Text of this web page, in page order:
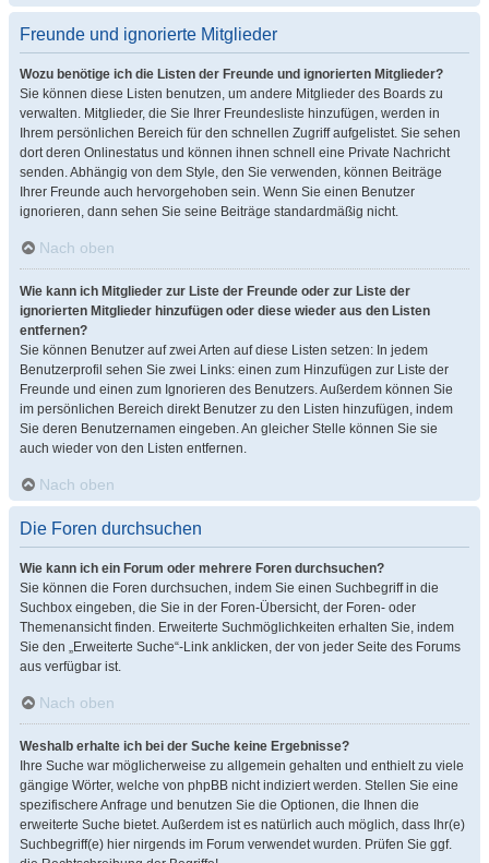
Freunde und ignorierte Mitglieder
Wozu benötige ich die Listen der Freunde und ignorierten Mitglieder?
Sie können diese Listen benutzen, um andere Mitglieder des Boards zu
verwalten. Mitglieder, die Sie Ihrer Freundesliste hinzufügen, werden in
Ihrem persönlichen Bereich für den schnellen Zugriff aufgelistet. Sie sehen
dort deren Onlinestatus und können ihnen schnell eine Private Nachricht
senden. Abhängig von dem Style, den Sie verwenden, können Beiträge
Ihrer Freunde auch hervorgehoben sein. Wenn Sie einen Benutzer
ignorieren, dann sehen Sie seine Beiträge standardmäßig nicht.
Nach oben
Wie kann ich Mitglieder zur Liste der Freunde oder zur Liste der
ignorierten Mitglieder hinzufügen oder diese wieder aus den Listen
entfernen?
Sie können Benutzer auf zwei Arten auf diese Listen setzen: In jedem
Benutzerprofil sehen Sie zwei Links: einen zum Hinzufügen zur Liste der
Freunde und einen zum Ignorieren des Benutzers. Außerdem können Sie
im persönlichen Bereich direkt Benutzer zu den Listen hinzufügen, indem
Sie deren Benutzernamen eingeben. An gleicher Stelle können Sie sie
auch wieder von den Listen entfernen.
Nach oben
Die Foren durchsuchen
Wie kann ich ein Forum oder mehrere Foren durchsuchen?
Sie können die Foren durchsuchen, indem Sie einen Suchbegriff in die
Suchbox eingeben, die Sie in der Foren-Übersicht, der Foren- oder
Themenansicht finden. Erweiterte Suchmöglichkeiten erhalten Sie, indem
Sie den „Erweiterte Suche“-Link anklicken, der von jeder Seite des Forums
aus verfügbar ist.
Nach oben
Weshalb erhalte ich bei der Suche keine Ergebnisse?
Ihre Suche war möglicherweise zu allgemein gehalten und enthielt zu viele
gängige Wörter, welche von phpBB nicht indiziert werden. Stellen Sie eine
spezifischere Anfrage und benutzen Sie die Optionen, die Ihnen die
erweiterte Suche bietet. Außerdem ist es natürlich auch möglich, dass Ihr(e)
Suchbegriff(e) hier nirgends im Forum verwendet wurden. Prüfen Sie ggf.